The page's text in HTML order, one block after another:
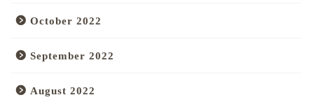
October 2022
September 2022
August 2022